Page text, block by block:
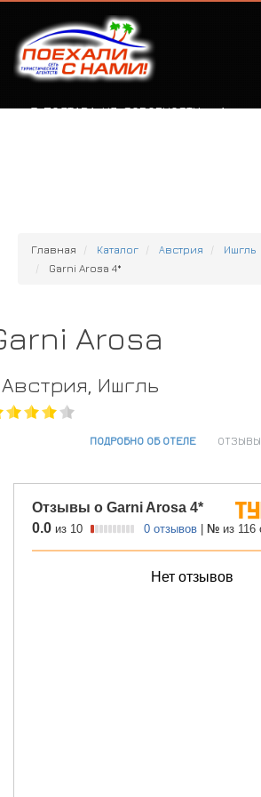
Г. ПОЛТАВА, УЛ. СОБОРНОСТИ, 77А
Главная Каталог Австрия Ишгль
Garni Arosa 4*
Arosa
Австрия, Ишгль
ПОДРОБНО ОБ ОТЕЛЕ ОТЗЫВЫ